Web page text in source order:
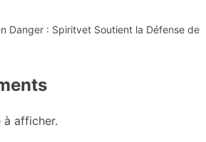
Danger : Spiritvet Soutient la Défense de
à afficher.